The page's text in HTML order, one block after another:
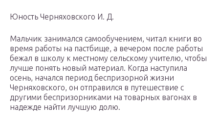
Юность Черняховского И. Д.
Мальчик занимался самообучением, читал книги во
время работы на пастбище, а вечером после работы
бежал в школу к местному сельскому учителю, чтобы
лучше понять новый материал. Когда наступила
осень, начался период беспризорной жизни
Черняховского, он отправился в путешествие с
другими беспризорниками на товарных вагонах в
надежде найти лучшую долю.